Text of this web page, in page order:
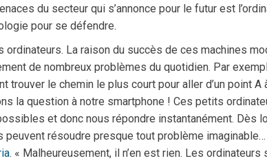
du secteur qui s’annonce pour le futur est
pour se défendre.
ordinateurs. La raison du succès de ces machines
de nombreux problèmes du quotidien. Par
trouver le chemin le plus court pour aller d’un point A
la question à notre smartphone ! Ces petits
et donc nous répondre instantanément. Dès
peuvent résoudre presque tout problème
. « Malheureusement, il n’en est rien. Les ordinateurs